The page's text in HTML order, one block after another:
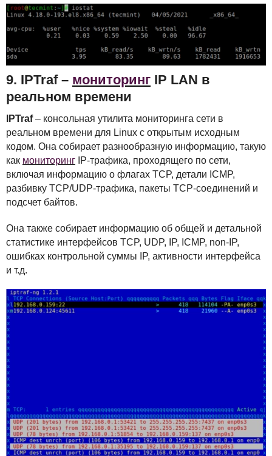
9. IPTraf – мониторинг IP LAN в
реальном времени
IPTraf– консольная утилита мониторинга сети в
реальном времени для Linux с открытым исходным
кодом. Она собирает разнообразную информацию, такую
как мониторинг IP-трафика, проходящего по сети,
включая информацию о флагах TCP, детали ICMP,
разбивку TCP/UDP-трафика, пакеты TCP-соединений и
подсчет байтов.
Она также собирает информацию об общей и детальной
статистике интерфейсов TCP, UDP, IP, ICMP, non-IP,
ошибках контрольной суммы IP, активности интерфейса
и т.д.